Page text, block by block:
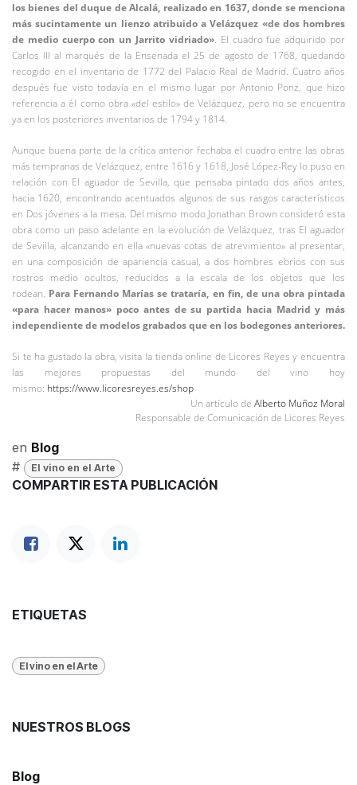
los bienes del duque de Alcalá, realizado en 1637, donde se menciona
más sucintamente un lienzo atribuido a Velázquez «de dos hombres
de medio cuerpo con un Jarrito vidriado». El cuadro fue adquirido por
Carlos III al marqués de la Ensenada el 25 de agosto de 1768, quedando
recogido en el inventario de 1772 del Palacio Real de Madrid. Cuatro años
después fue visto todavía en el mismo lugar por Antonio Ponz, que hizo
referencia a él como obra «del estilo» de Velázquez, pero no se encuentra
ya en los posteriores inventarios de 1794 y 1814.
Aunque buena parte de la crítica anterior fechaba el cuadro entre las obras
más tempranas de Velázquez, entre 1616 y 1618, José López-Rey lo puso en
relación con El aguador de Sevilla, que pensaba pintado dos años antes,
hacia 1620, encontrando acentuados algunos de sus rasgos característicos
en Dos jóvenes a la mesa. Del mismo modo Jonathan Brown consideró esta
obra como un paso adelante en la evolución de Velázquez, tras El aguador
de Sevilla, alcanzando en ella «nuevas cotas de atrevimiento» al presentar,
en una composición de apariencia casual, a dos hombres ebrios con sus
rostros medio ocultos, reducidos a la escala de los objetos que los
rodean. Para Fernando Marías se trataría, en fin, de una obra pintada
«para hacer manos» poco antes de su partida hacia Madrid y más
independiente de modelos grabados que en los bodegones anteriores.
Si te ha gustado la obra, visita la tienda online de Licores Reyes y encuentra
las mejores propuestas del mundo del vino hoy
mismo: https://www.licoresreyes.es/shop
Un artículo de Alberto Muñoz Moral
Responsable de Comunicación de Licores Reyes
en Blog
#
El vino en el Arte
COMPARTIR ESTA PUBLICACIÓN
ETIQUETAS
El vino en el Arte
NUESTROS BLOGS
Blog